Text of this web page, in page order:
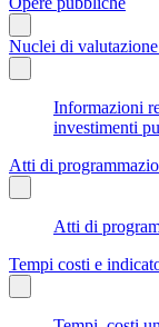
Nuclei di
Informazioni
investimenti
Atti di
Atti di
Tempi costi e